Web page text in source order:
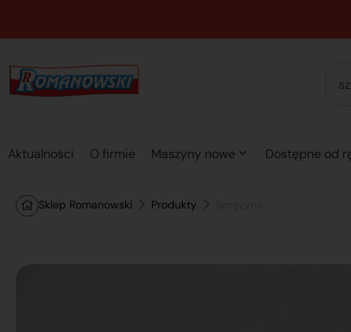
Aktualności O firmie Maszyny nowe Dostępne od
Sklep Romanowski Produkty